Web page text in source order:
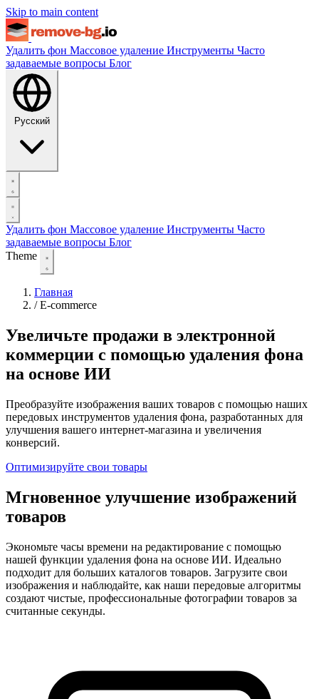
Skip to main content
Удалить фон Массовое удаление Инструменты Часто
задаваемые вопросы Блог
Русский
Удалить фон Массовое удаление Инструменты Часто
задаваемые вопросы Блог
Theme
Главная
/ E-commerce
Увеличьте продажи в электронной
коммерции с помощью удаления фона
на основе ИИ
Преобразуйте изображения ваших товаров с помощью наших
передовых инструментов удаления фона, разработанных для
улучшения вашего интернет-магазина и увеличения
конверсий.
Оптимизируйте свои товары
Мгновенное улучшение изображений
товаров
Экономьте часы времени на редактирование с помощью
нашей функции удаления фона на основе ИИ. Идеально
подходит для больших каталогов товаров. Загрузите свои
изображения и наблюдайте, как наши передовые алгоритмы
создают чистые, профессиональные фотографии товаров за
считанные секунды.